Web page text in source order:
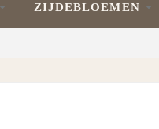
ZIJDEBLOEMEN